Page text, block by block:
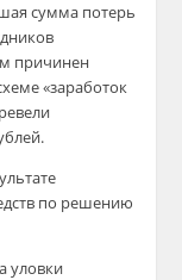
сумма потерь
причинен
«заработок
по решению
уловки